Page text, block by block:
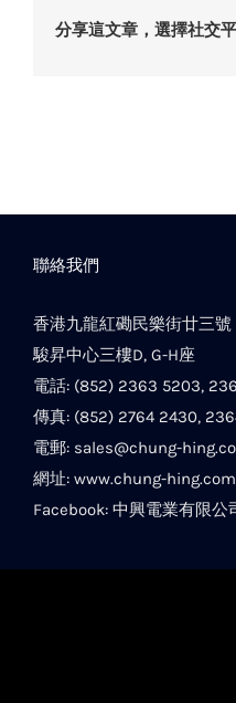
分享這文章，選擇社交
聯絡我們
香港九龍紅磡民樂街廿三號
駿昇中心三樓D, G-H座
電話: (852) 2363 5203,
傳真: (852) 2764 2430,
電郵: sales@chung-
網址: www.chung-hing.com
Facebook: 中興電業有限公